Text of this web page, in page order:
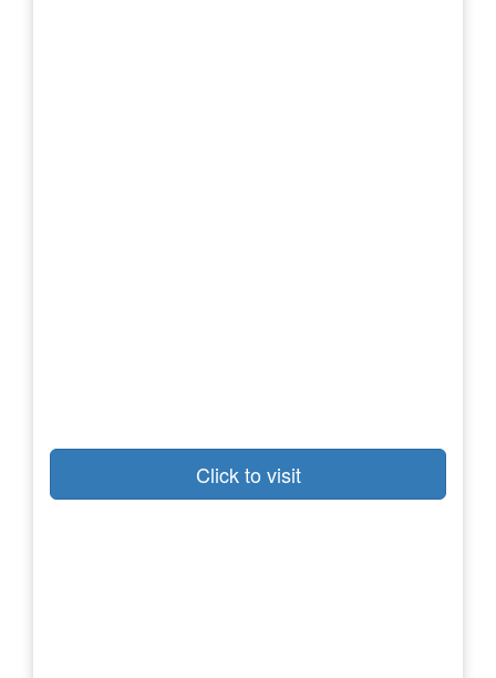
Click to visit